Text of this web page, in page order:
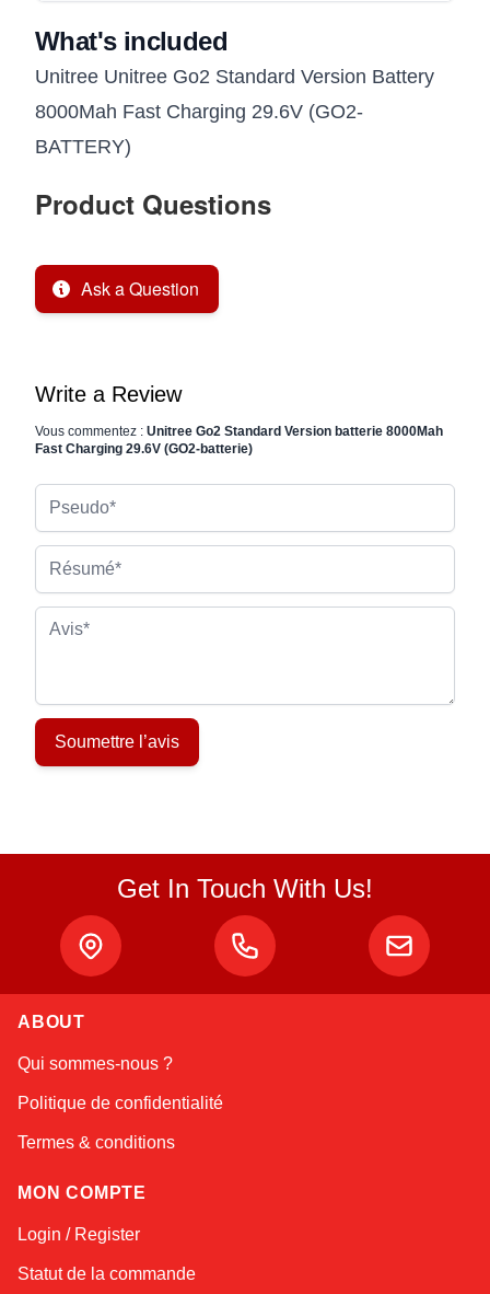
What's included
Unitree Unitree Go2 Standard Version Battery
8000Mah Fast Charging 29.6V (GO2-
BATTERY)
Product Questions
Ask a Question
Write a Review
Vous commentez : Unitree Go2 Standard Version batterie 8000Mah
Fast Charging 29.6V (GO2-batterie)
Résumé
Avis
Soumettre l’avis
Get In Touch With Us!
ABOUT
Qui sommes-nous ?
Politique de confidentialité
Termes & conditions
MON COMPTE
Login / Register
Statut de la commande